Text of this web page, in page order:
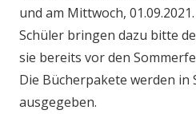
und am Mittwoch,
Schüler bringen dazu bitte
sie bereits vor den
Die Bücherpakete werden in
ausgegeben.